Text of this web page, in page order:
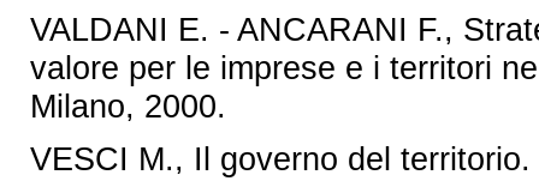
VALDANI E. - ANCARANI F.,
valore per le imprese e i territori
Milano, 2000.
VESCI M., Il governo del